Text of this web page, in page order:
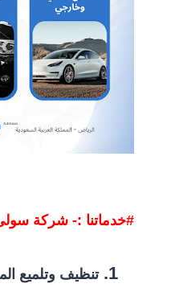
#خدماتنا :- شركة
تنظيف وتلميع